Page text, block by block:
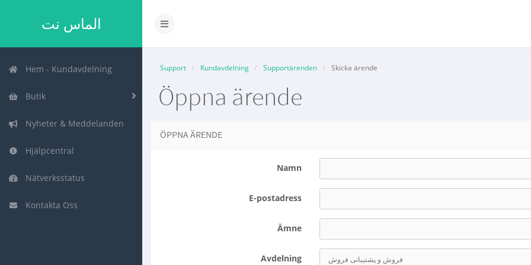
الماس نت
Växla
Hem - Kundavdelning
Butik
Nyheter & Meddelanden
Hjälpcentral
Nätverksstatus
Kontakta Oss
Support Kundavdelning Supportärenden Skicka ärende
Öppna ärende
ÖPPNA ÄRENDE
Namn
E-postadress
Ämne
Avdelning